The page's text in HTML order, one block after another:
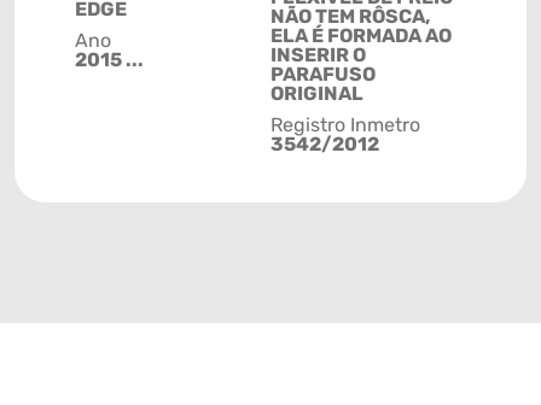
EDGE
Ano
2015 ...
NÃO TEM RÔSCA,
ELA É FORMADA AO
INSERIR O
PARAFUSO
ORIGINAL
Registro Inmetro
3542/2012